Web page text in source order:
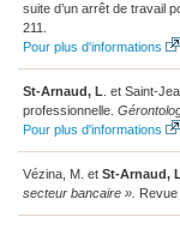
suite d’un arrêt de travail
211.
Pour plus d'informations
St-Arnaud, L . et Saint-
professionnelle.
Pour plus d'informations
Vézina, M. et St-Arnaud,
secteur bancaire ».